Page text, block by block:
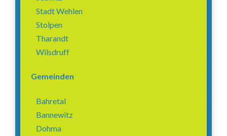
Stadt Wehlen
Stolpen
Tharandt
Wilsdruff
Gemeinden
Bahretal
Bannewitz
Dohma